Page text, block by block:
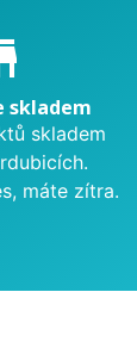
u nás?
skladem
skladem
máte zítra.